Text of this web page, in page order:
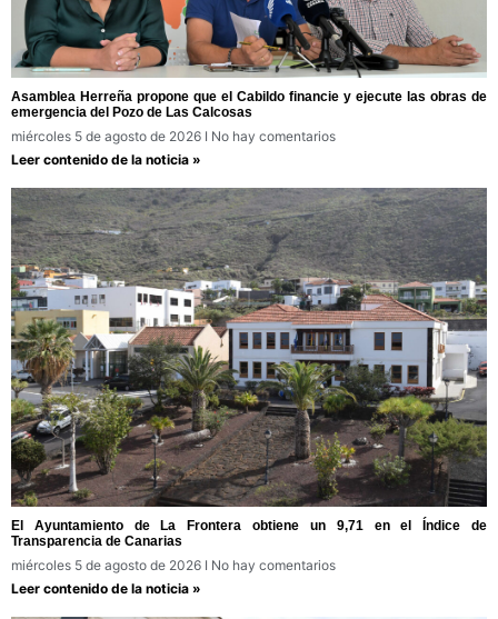
Asamblea Herreña propone que el Cabildo financie y ejecute las obras de
emergencia del Pozo de Las Calcosas
miércoles 5 de agosto de 2026
No hay comentarios
Leer contenido de la noticia »
El Ayuntamiento de La Frontera obtiene un 9,71 en el Índice de
Transparencia de Canarias
miércoles 5 de agosto de 2026
No hay comentarios
Leer contenido de la noticia »